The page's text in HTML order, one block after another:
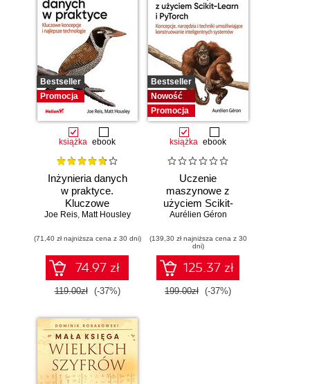
Bestseller
Promocja
książka ebook
Inżynieria danych
w praktyce.
Kluczowe
koncepcje i
technologie
Joe Reis, Matt Housley
(71,40 zł najniższa cena z 30 dni)
74.97 zł
119.00zł (-37%)
Bestseller
Nowość
Promocja
książka ebook
Uczenie
maszynowe z
użyciem Scikit-
Learn i PyTorch.
narzędzia i techniki
umożliwiające
konstruowanie
inteligentnych
systemów
Aurélien Géron
(139,30 zł najniższa cena z 30
dni)
125.37 zł
199.00zł (-37%)